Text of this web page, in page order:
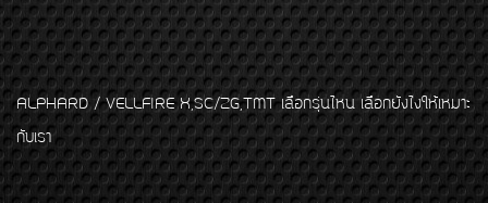
ALPHARD / VELLFIRE X,SC/ZG,TMT เลือกรุ่นไหน เลือกยังไงให้เหมาะ
กับเรา